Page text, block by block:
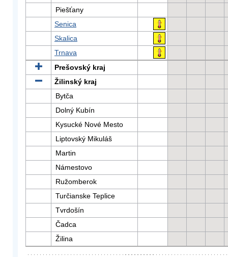
Piešťany
Senica
Skalica
Trnava
Prešovský kraj
Žilinský kraj
Bytča
Dolný Kubín
Kysucké Nové Mesto
Liptovský Mikuláš
Martin
Námestovo
Ružomberok
Turčianske Teplice
Tvrdošín
Čadca
Žilina